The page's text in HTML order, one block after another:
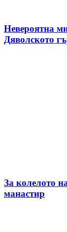
Невероятна
Дяволското
За колелото
манастир